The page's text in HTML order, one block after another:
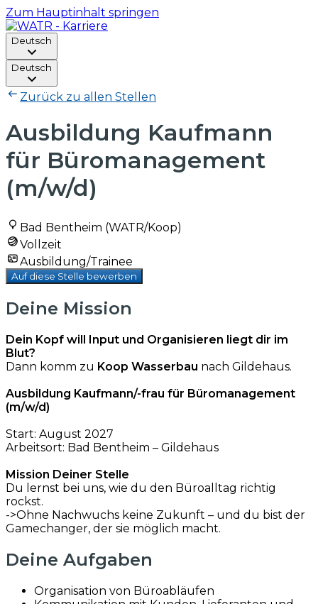
Zum Hauptinhalt springen
Deutsch
Deutsch
Zurück zu allen Stellen
Ausbildung Kaufmann
für Büromanagement
(m/w/d)
Bad Bentheim (WATR/Koop)
Vollzeit
Ausbildung/Trainee
Auf diese Stelle bewerben
Deine Mission
Dein Kopf will Input und Organisieren liegt dir im
Blut?
Dann komm zu Koop Wasserbau nach Gildehaus.
Ausbildung Kaufmann/-frau für Büromanagement
(m/w/d)
Start: August 2027
Arbeitsort: Bad Bentheim – Gildehaus
Mission Deiner Stelle
Du lernst bei uns, wie du den Büroalltag richtig
rockst.
->Ohne Nachwuchs keine Zukunft – und du bist der
Gamechanger, der sie möglich macht.
Deine Aufgaben
Organisation von Büroabläufen